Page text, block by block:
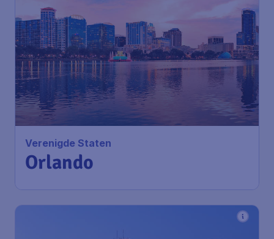
Verenigde Staten
Orlando